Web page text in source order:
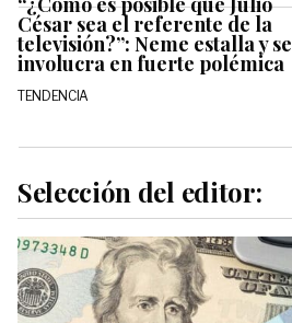
César sea el referente de la
televisión?”: Neme estalla y se
involucra en fuerte polémica
TENDENCIA
Selección del editor: